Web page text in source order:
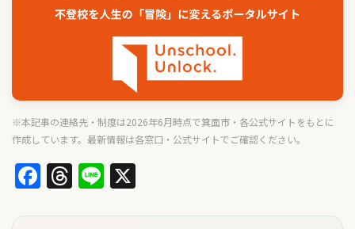
※本記事の連絡先・制度は2026年6月時点で箕面市・各公式サイトをもとに
作成しています。最新情報は各窓口・公式サイトでご確認ください。
Facebook
Threads
Line